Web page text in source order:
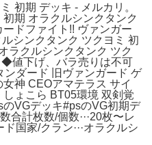
初期 デッキ - メルカリ。
期 オラクルシンクタンク
ドファイト!! ヴァンガー
シンクタンク ツクヨミ 初
ラクルシンクタンク ツク
◆値下げ、バラ売りは不可
ダード 旧ヴァンガード ゲ
神 CEOアマテラス サイ
ょこら BT05環境 双剣覚
VGデッキ#psのVG初期デ
合計枚数/個数···20枚〜レ
国家/クラン···オラクルシ